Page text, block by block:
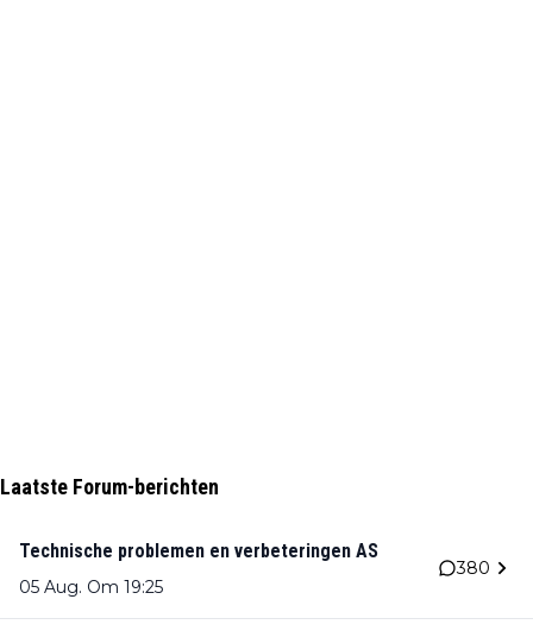
Laatste Forum-berichten
Technische problemen en verbeteringen AS
05 Aug. Om 19:25
380